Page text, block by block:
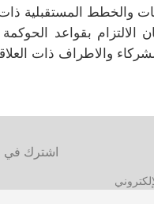
والخطط المستقبلية
الالتزام بقواعد
والاطراف ذات
اشترك في